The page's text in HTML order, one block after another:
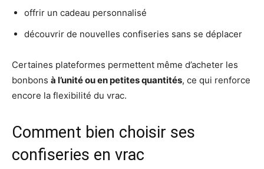
offrir un cadeau personnalisé
découvrir de nouvelles confiseries sans se déplacer
Certaines plateformes permettent même d’acheter les
bonbons à l’unité ou en petites quantités, ce qui renforce
encore la flexibilité du vrac.
Comment bien choisir ses
confiseries en vrac